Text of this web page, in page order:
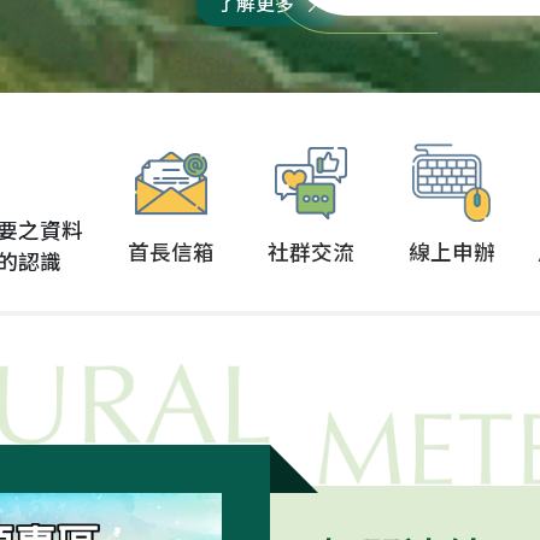
守護農業產業、照顧
民朋友，讓台灣農業
持續進步！ 接下來...
物衛生組織在官方網頁
正式宣布，台灣重回非
豬瘟非疫國行列！ 今年2
交申請後，只過了1個多
月...
之資料
認識
首長信箱 社群交流 線上申辦